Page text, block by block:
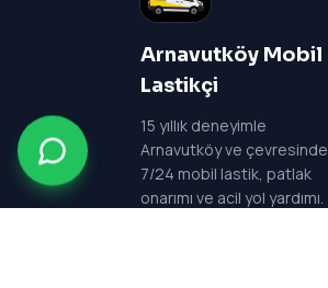
Arnavutköy Mobil
Lastikçi
15 yıllık deneyimle
Arnavutköy ve çevresinde
7/24 mobil lastik, patlak
onarımı ve acil yol yardımı.